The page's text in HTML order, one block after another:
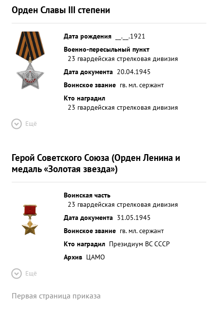
Орден Славы III степени
Дата рождения
__.__.1921
Военно-пересыльный пункт
23 гвардейская стрелковая дивизия
Дата документа 20.04.1945
Воинское звание гв. мл. сержант
Кто наградил
23 гвардейская стрелковая дивизия
Ещё
Герой Советского Союза (Орден Ленина и
медаль «Золотая звезда»)
Воинская часть
23 гвардейская стрелковая дивизия
Дата документа 31.05.1945
Воинское звание гв. мл. сержант
Кто наградил Президиум ВС СССР
Архив ЦАМО
Ещё
Первая страница приказа